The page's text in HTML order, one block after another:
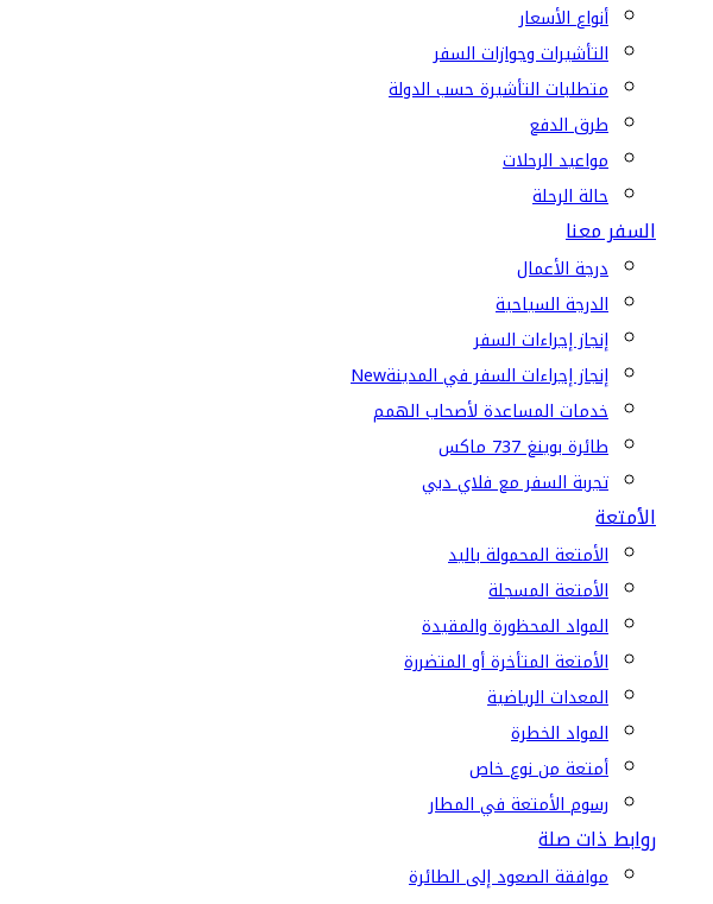
أنواع الأسعار
التأشيرات وجوازات السفر
متطلبات التأشيرة حسب الدولة
طرق الدفع
مواعيد الرحلات
حالة الرحلة
السفر معنا
درجة الأعمال
الدرجة السياحية
إنجاز إجراءات السفر
إنجاز إجراءات السفر في المدينةNew
خدمات المساعدة لأصحاب الهمم
طائرة بوينغ 737 ماكس
تجربة السفر مع فلاي دبي
الأمتعة
الأمتعة المحمولة باليد
الأمتعة المسجلة
المواد المحظورة والمقيدة
الأمتعة المتأخرة أو المتضررة
المعدات الرياضية
المواد الخطرة
أمتعة من نوع خاص
رسوم الأمتعة في المطار
روابط ذات صلة
موافقة الصعود إلى الطائرة